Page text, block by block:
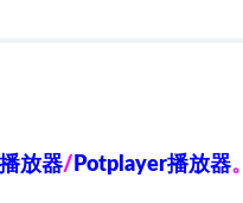
放器/ Potplayer播放器。